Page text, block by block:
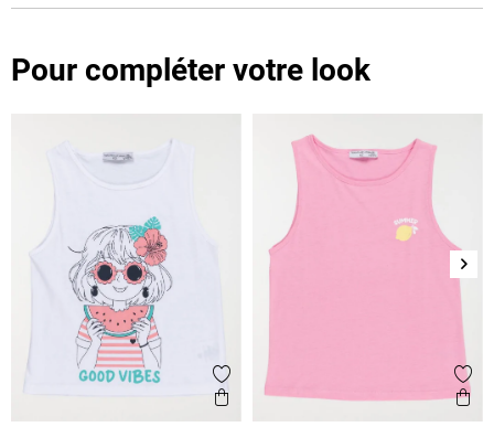
Pour compléter votre look
Ajouter aux favoris
Aperçu rapide